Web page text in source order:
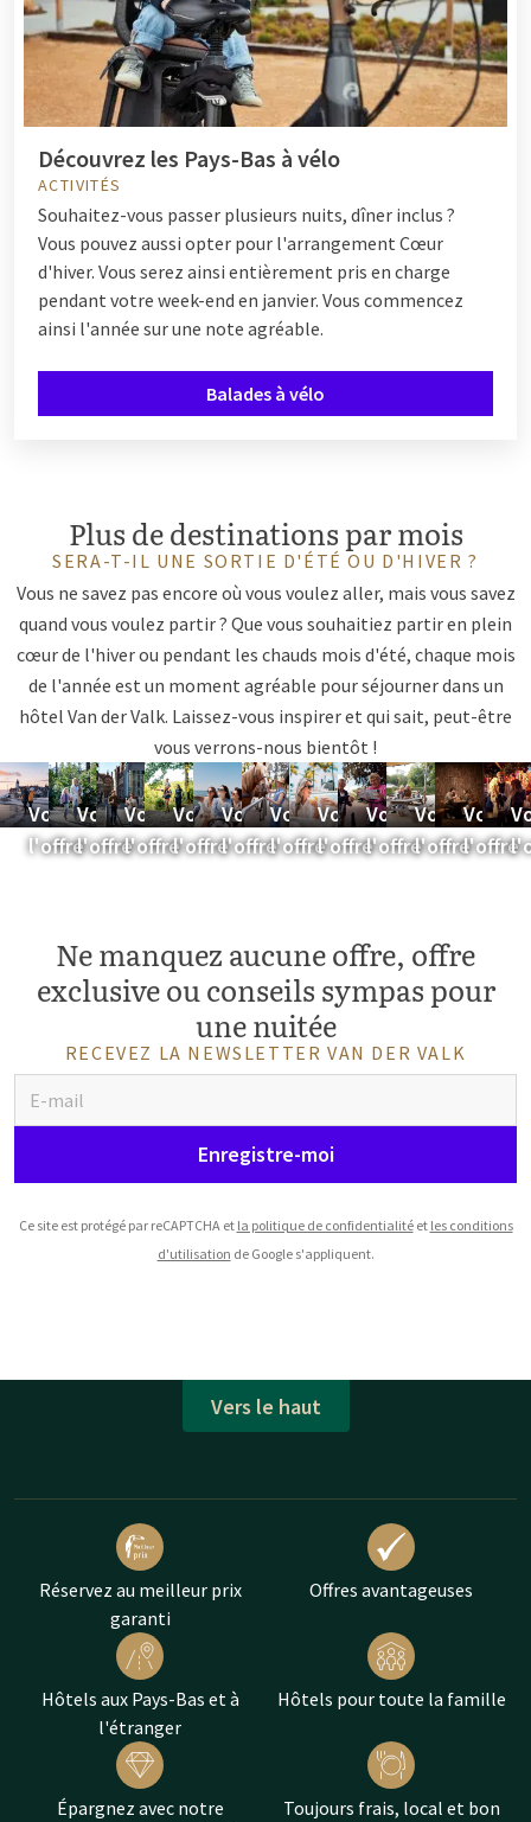
Découvrez les Pays-Bas à vélo
ACTIVITÉS
Souhaitez-vous passer plusieurs nuits, dîner inclus ?
Vous pouvez aussi opter pour l'arrangement Cœur
d'hiver. Vous serez ainsi entièrement pris en charge
pendant votre week-end en janvier. Vous commencez
ainsi l'année sur une note agréable.
Balades à vélo
Plus de destinations par mois
SERA-T-IL UNE SORTIE D'ÉTÉ OU D'HIVER ?
Vous ne savez pas encore où vous voulez aller, mais vous savez
quand vous voulez partir ? Que vous souhaitiez partir en plein
cœur de l'hiver ou pendant les chauds mois d'été, chaque mois
de l'année est un moment agréable pour séjourner dans un
hôtel Van der Valk. Laissez-vous inspirer et qui sait, peut-être
vous verrons-nous bientôt !
Février
Voir
l'offre
Mars
Voir
l'offre
Avril
Voir
l'offre
Mai
Voir
l'offre
Juin
Voir
l'offre
Juillet
Voir
l'offre
Août
Voir
l'offre
Septembre
Voir
l'offre
Octobre
Voir
l'offre
Voir
l'offre
Ne manquez aucune offre, offre
exclusive ou conseils sympas pour
une nuitée
RECEVEZ LA NEWSLETTER VAN DER VALK
Enregistre-moi
Ce site est protégé par reCAPTCHA et la politique de confidentialitéet les conditions
d'utilisation de Google s'appliquent.
Vers le haut
Réservez au meilleur prix
garanti
Offres avantageuses
Hôtels aux Pays-Bas et à
l'étranger
Hôtels pour toute la famille
Épargnez avec notre
Toujours frais, local et bon